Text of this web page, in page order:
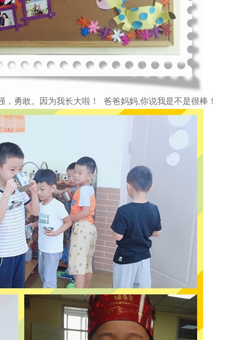
敢。因为我长大啦！ 爸爸妈妈,你说我是不是很棒！